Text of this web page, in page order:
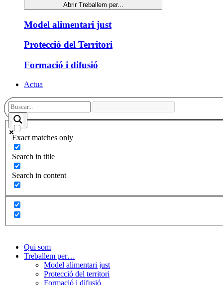
Abrir Treballem per...
Model alimentari just
Protecció del Territori
Formació i difusió
Actua
Exact matches only
Search in title
Search in content
Qui som
Treballem per…
Model alimentari just
Protecció del territori
Formació i difusió